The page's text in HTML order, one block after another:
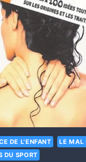
DE L'ENFANT
LE MAL
DU SPORT